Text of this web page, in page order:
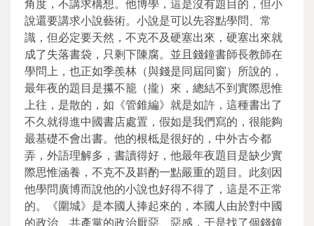
角度，不講求構想。他博學，這是沒有題目的，但小
說還要講求小說藝術。小說是可以先容點學問、常
識，但必定要天然，不克不及硬塞出來，硬塞出來就
成了失落書袋，只剩下陳腐。並且錢鐘書師長教師在
學問上，也正如季羨林（與錢是同屆同窗）所說的，
最年夜的題目是攥不籠（攏）來，總結不到實際思惟
上往，是散的，如《管錐編》就是如許，這種書出了
不久就得進中國書店處置，假如是我們寫的，很能夠
最基礎不會出書。他的根柢是很好的，中外古今都
弄，外語理解多，書讀得好，他最年夜題目是缺少實
際思惟涵養，不克不及斟酌一點嚴重的題目。此刻因
他學問廣博而說他的小說也好得不得了，這是不正常
的。《圍城》是本國人捧起來的，本國人由於對中國